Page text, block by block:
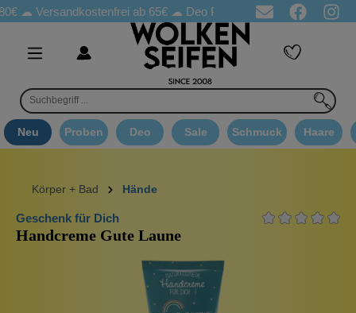
ab 65€☁ Deo Proben in jeder Bestellung ☁
Neu Proben Deo Sale Schmuck Haare
Körper + Bad Hände
Geschenk für Dich
Handcreme Gute Laune